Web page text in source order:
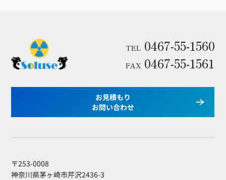
TEL 0467-55-1560
FAX 0467-55-1561
お見積もり
お問い合わせ
〒253-0008
神奈川県茅ヶ崎市芹沢2436-3